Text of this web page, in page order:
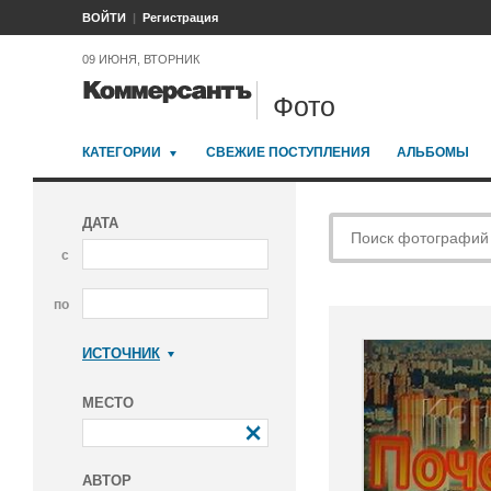
ВОЙТИ Регистрация
09 ИЮНЯ, ВТОРНИК
Фото
КАТЕГОРИИ СВЕЖИЕ ПОСТУПЛЕНИЯ АЛЬБОМЫ
ДАТА
с
по
ИСТОЧНИК
МЕСТО
АВТОР